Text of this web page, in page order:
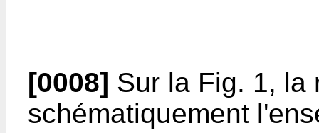
[0008] Sur la Fig. 1, la
schématiquement